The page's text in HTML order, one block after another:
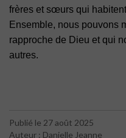
frères et sœurs qui habitent
Ensemble, nous pouvons
rapproche de Dieu et qui
autres.
Publié le 27 août 2025
Auteur : Danielle Jeanne